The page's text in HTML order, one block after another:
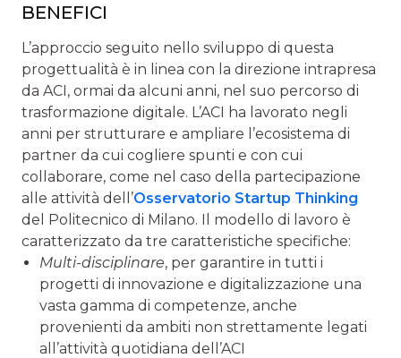
BENEFICI
L’approccio seguito nello sviluppo di questa
progettualità è in linea con la direzione intrapresa
da ACI, ormai da alcuni anni, nel suo percorso di
trasformazione digitale. L’ACI ha lavorato negli
anni per strutturare e ampliare l’ecosistema di
partner da cui cogliere spunti e con cui
collaborare, come nel caso della partecipazione
alle attività dell’Osservatorio Startup Thinking
del Politecnico di Milano. Il modello di lavoro è
caratterizzato da tre caratteristiche specifiche:
Multi-disciplinare, per garantire in tutti i
progetti di innovazione e digitalizzazione una
vasta gamma di competenze, anche
provenienti da ambiti non strettamente legati
all’attività quotidiana dell’ACI